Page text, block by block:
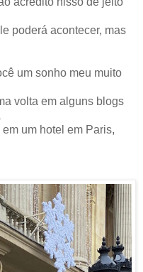
poderá acontecer, mas
um sonho meu muito
volta em alguns blogs
um hotel em Paris,